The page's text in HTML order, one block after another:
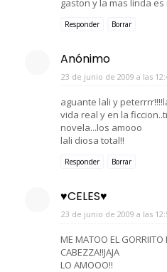
gaston y la mas linda es
Responder Borrar
Anónimo
23 de junio de 2009 a las
aguante lali y
vida real y en la
novela...los amooo
lali diosa total!!
Responder Borrar
♥CELES♥
23 de junio de 2009 a las
ME MATOO EL GORRIITO
CABEZZA!!JAJA
LO AMOOO!!